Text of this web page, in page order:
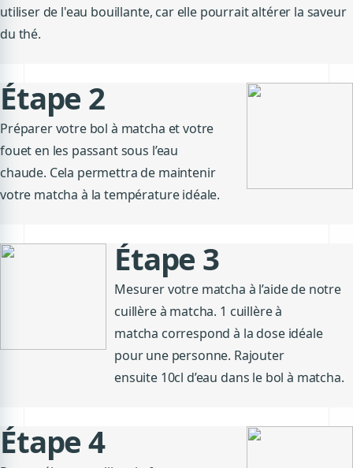
utiliser de l'eau bouillante, car elle pourrait altérer la saveur
du thé.
Étape 2
Préparer votre bol à matcha et votre
fouet en les passant sous l’eau
chaude. Cela permettra de maintenir
votre matcha à la température idéale.
Étape 3
Mesurer votre matcha à l’aide de notre
cuillèreà matcha. 1 cuillèreà
matcha correspond à la dose idéale
pour une personne. Rajouter
ensuite 10cl d’eau dans le bolà matcha.
Étape 4